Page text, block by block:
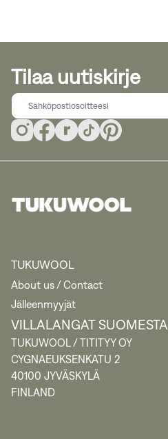
Tilaa uutiskirje
TUKUWOOL
About us / Contact
Jälleenmyyjät
VILLALANGAT SUOMESTA
TUKUWOOL / TITITYY OY
CYGNAEUKSENKATU 2
40100 JYVÄSKYLÄ
FINLAND